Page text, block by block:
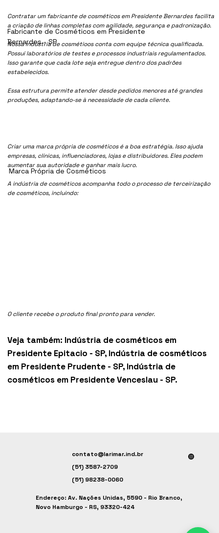
Contratar um fabricante de cosméticos em Presidente Bernardes facilita
a criação de linhas completas com agilidade, segurança e padronização.
Nossa indústria de cosmétioos conta com equipe técnica qualificada.
Possui laboratórios de testes e processos industriais regulamentados.
Isso garante que cada lote seja entregue dentro dos padrões
estabelecidos.
Essa estrutura permite atender desde pedidos menores até grandes
produções, adaptando-se à necessidade de cada cliente.
Criar uma marca própria de cosméticos é a boa estratégia. Isso ajuda
empresas, clínicas, influenciadores, lojas e distribuidores. Eles podem
aumentar sua autoridade e ganhar mais lucro.
A indústria de cosméticos acompanha todo o processo de terceirização
de cosméticos, incluindo:
O cliente recebe o produto final pronto para vender.
Veja também: Indústria de cosméticos em
Presidente Epitacio - SP, Indústria de cosméticos
em Presidente Prudente - SP, Indústria de
cosméticos em Presidente Venceslau - SP.
Fabricante de Cosméticos em Presidente
Bernardes - SP
Marca Própria de Cosméticos
contato@larimar.ind.br
(51) 3587-2709
(51) 98238-0060
Endereço: Av. Nações Unidas, 5590 - Rio Branco,
Novo Hamburgo - RS, 93320-424